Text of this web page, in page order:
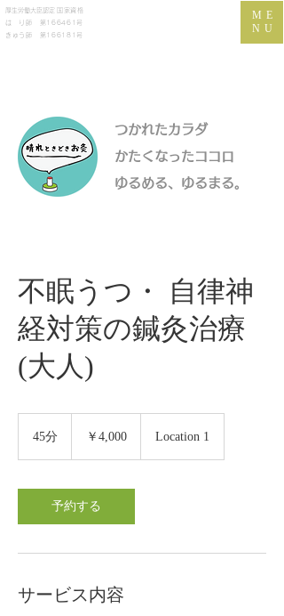
​厚生労働大臣認定 国家資格
は り師 第166461号
きゅう師 第166181号
ME
NU
つかれたカラダ
かたくなったココロ
​ゆるめる、ゆるまる。
不眠うつ・ 自律神
経対策の鍼灸治療
(大人)
45分 ￥4,000 Location 1
予約する
サービス内容